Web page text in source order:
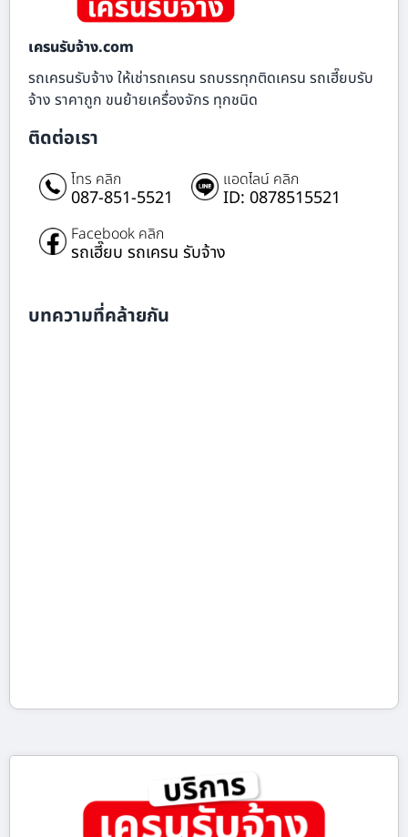
เครนรับจ้าง.com
รถเครนรับจ้าง ให้เช่ารถเครน รถบรรทุกติดเครน รถเฮี๊ยบรับ
จ้าง ราคาถูก ขนย้ายเครื่องจักร ทุกชนิด
ติดต่อเรา
โทร คลิก
087-851-5521
แอดไลน์ คลิก
ID: 0878515521
Facebook คลิก
รถเฮี๊ยบ รถเครน รับจ้าง
บทความที่คล้ายกัน